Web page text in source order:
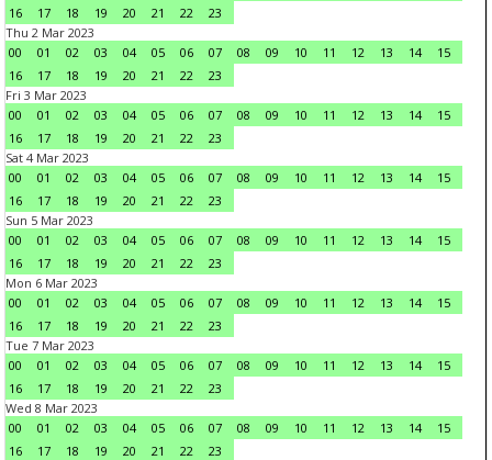
16
17 18 19 20 21 22
23
Thu 2 Mar 2023
00
01 02 03 04 05 06 07 08 09 10 11 12 13 14
15
16
17 18 19 20 21 22
23
Fri 3 Mar 2023
00
01 02 03 04 05 06 07 08 09 10 11 12 13 14
15
16
17 18 19 20 21 22
23
Sat 4 Mar 2023
00
01 02 03 04 05 06 07 08 09 10 11 12 13 14
15
16
17 18 19 20 21 22
23
Sun 5 Mar 2023
00
01 02 03 04 05 06 07 08 09 10 11 12 13 14
15
16
17 18 19 20 21 22
23
Mon 6 Mar 2023
00
01 02 03 04 05 06 07 08 09 10 11 12 13 14
15
16
17 18 19 20 21 22
23
Tue 7 Mar 2023
00
01 02 03 04 05 06 07 08 09 10 11 12 13 14
15
16
17 18 19 20 21 22
23
Wed 8 Mar 2023
00
01 02 03 04 05 06 07 08 09 10 11 12 13 14
15
16
17 18 19 20 21 22
23